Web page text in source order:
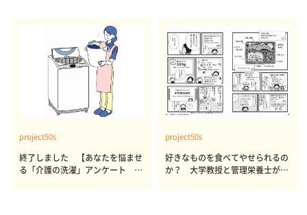
project50s
終了しました 【あなたを悩ませ
る「介護の洗濯」アンケート 体
project50s
好きなものを食べてやせられるの
か？ 大学教授と管理栄養士が出